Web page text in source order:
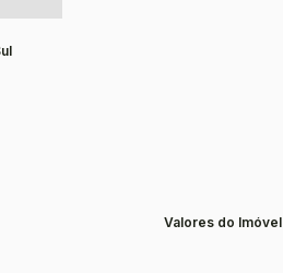
Valores do Imóvel